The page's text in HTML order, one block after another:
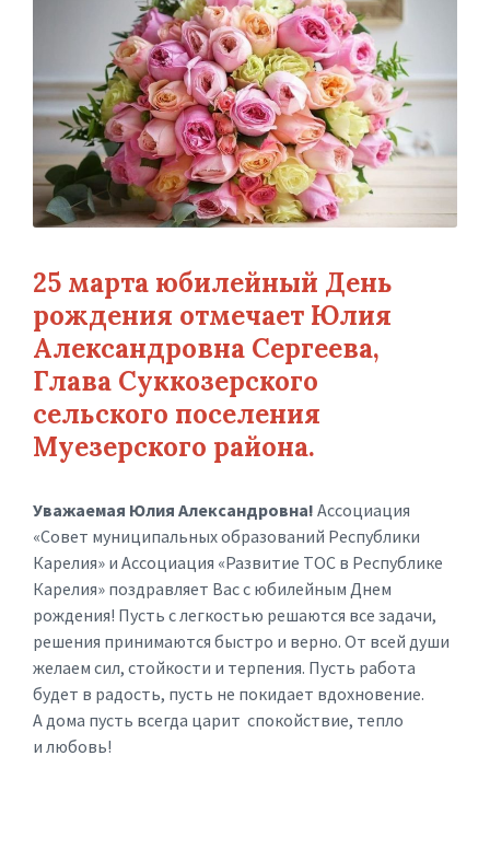
25 марта юбилейный День
рождения отмечает Юлия
Александровна Сергеева,
Глава Суккозерского
сельского поселения
Муезерского района.
Уважаемая Юлия Александровна! Ассоциация
«Совет муниципальных образований Республики
Карелия» и Ассоциация «Развитие ТОС в Республике
Карелия» поздравляет Вас с юбилейным Днем
рождения! Пусть с легкостью решаются все задачи,
решения принимаются быстро и верно. От всей души
желаем сил, стойкости и терпения. Пусть работа
будет в радость, пусть не покидает вдохновение.
А дома пусть всегда царит спокойствие, тепло
и любовь!